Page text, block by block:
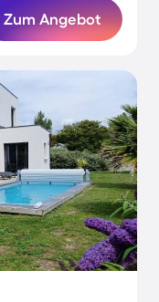
Zum Angebot